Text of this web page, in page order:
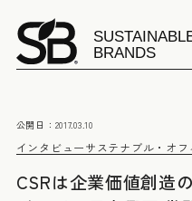
インタビューサステナブル・オフ
公開日： 2017.03.10
CSRは企業価値創造